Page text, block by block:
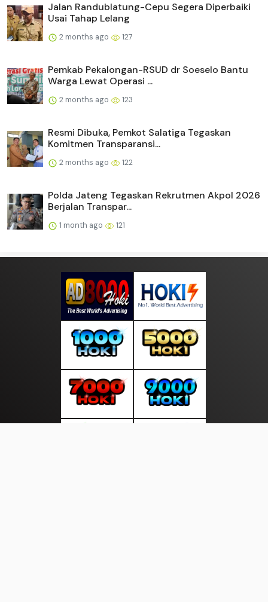
Jalan Randublatung-Cepu Segera Diperbaiki
Usai Tahap Lelang
2 months ago 127
Pemkab Pekalongan-RSUD dr Soeselo Bantu
Warga Lewat Operasi ...
2 months ago 123
Resmi Dibuka, Pemkot Salatiga Tegaskan
Komitmen Transparansi...
2 months ago 122
Polda Jateng Tegaskan Rekrutmen Akpol 2026
Berjalan Transpar...
1 month ago 121